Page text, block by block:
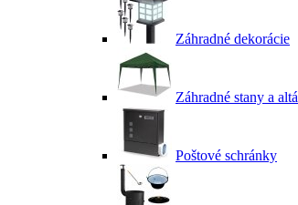
Záhradné dekorácie
Záhradné stany a
Poštové schránky